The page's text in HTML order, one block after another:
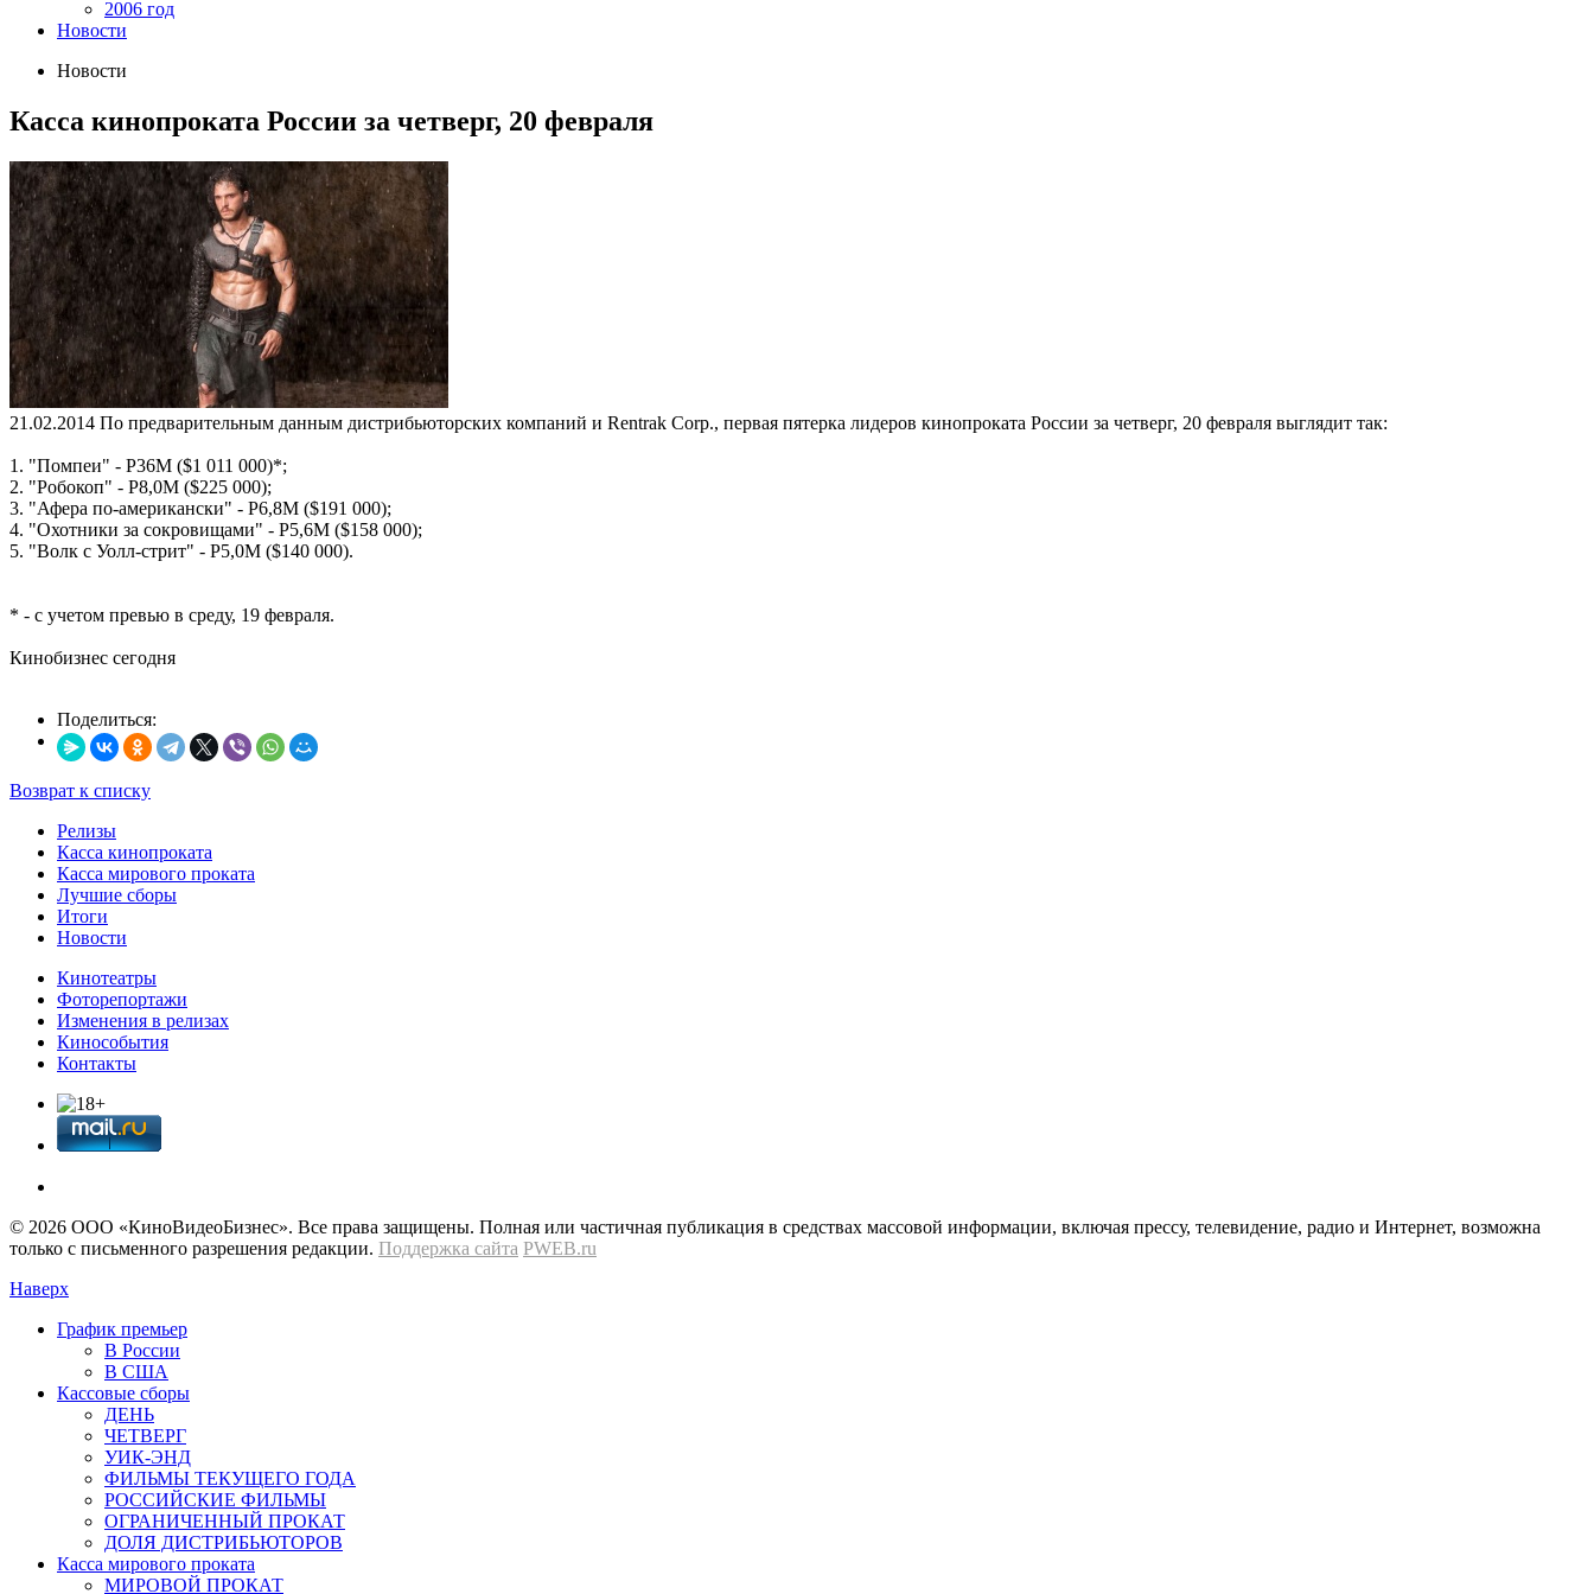
2006 год
Новости
Новости
Касса кинопроката России за четверг, 20 февраля
21.02.2014 По предварительным данным дистрибьюторских компаний и Rentrak Corp., первая пятерка лидеров кинопроката России за четверг, 20 февраля выглядит так:
1. "Помпеи" - Р36М ($1 011 000)*;
2. "Робокоп" - Р8,0М ($225 000);
3. "Афера по-американски" - Р6,8М ($191 000);
4. "Охотники за сокровищами" - Р5,6М ($158 000);
5. "Волк с Уолл-стрит" - Р5,0М ($140 000).
* - с учетом превью в среду, 19 февраля.
Кинобизнес сегодня
Поделиться:
Возврат к списку
Релизы
Касса кинопроката
Касса мирового проката
Лучшие сборы
Итоги
Новости
Кинотеатры
Фоторепортажи
Изменения в релизах
Кинособытия
Контакты
© 2026 OOО «КиноВидеоБизнес». Все права защищены. Полная или частичная публикация в средствах массовой информации, включая прессу, телевидение, радио и Интернет, возможна
только с письменного разрешения редакции. Поддержка сайта PWEB.ru
Наверх
График премьер
В России
В США
Кассовые сборы
ДЕНЬ
ЧЕТВЕРГ
УИК-ЭНД
ФИЛЬМЫ ТЕКУЩЕГО ГОДА
РОССИЙСКИЕ ФИЛЬМЫ
ОГРАНИЧЕННЫЙ ПРОКАТ
ДОЛЯ ДИСТРИБЬЮТОРОВ
Касса мирового проката
МИРОВОЙ ПРОКАТ